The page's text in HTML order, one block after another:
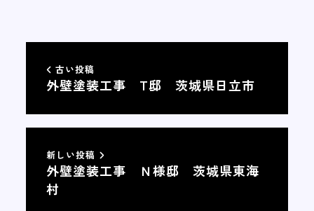
古い投稿
外壁塗装工事 T邸 茨城県日立市
新しい投稿
外壁塗装工事 Ｎ様邸 茨城県東海
村